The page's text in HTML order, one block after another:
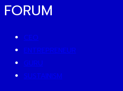
FORUM
CEO
ENTREPRENEUR
GURU
SUSTAINISM